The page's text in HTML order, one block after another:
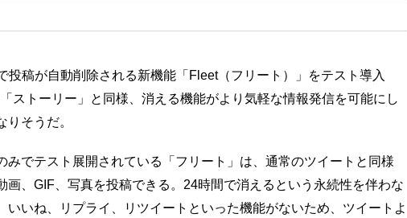
投稿が自動削除される新機能「Fleet（フリート）」をテスト導入
ストーリー」と同様、消える機能がより気軽な情報発信を可能にし
りそうだ。
みでテスト展開されている「フリート」は、通常のツイートと同様
画、GIF、写真を投稿できる。24時間で消えるという永続性を伴わな
いいね、リプライ、リツイートといった機能がないため、ツイートよ